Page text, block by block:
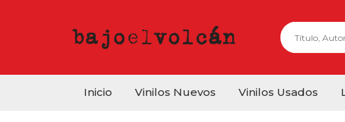
Inicio Vinilos Nuevos Vinilos Usados